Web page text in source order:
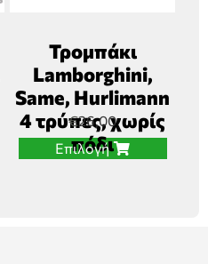
Τρομπάκι
Lamborghini,
Same, Hurlimann
4 τρύπες, χωρίς
πόδι
€26,00
Επιλογή